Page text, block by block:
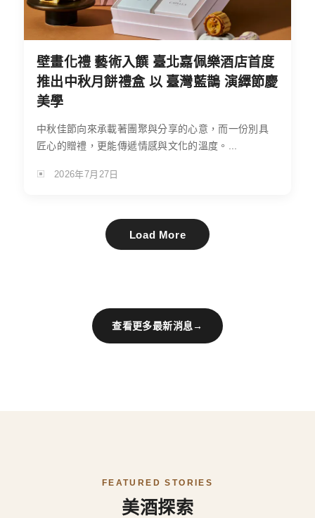
壁畫化禮 藝術入饌 臺北嘉佩樂酒店首度
推出中秋月餅禮盒 以 臺灣藍鵲 演繹節慶
美學
中秋佳節向來承載著團聚與分享的心意，而一份別具
匠心的贈禮，更能傳遞情感與文化的溫度。...
2026年7月27日
Load More
查看更多最新消息→
FEATURED STORIES
美酒探索